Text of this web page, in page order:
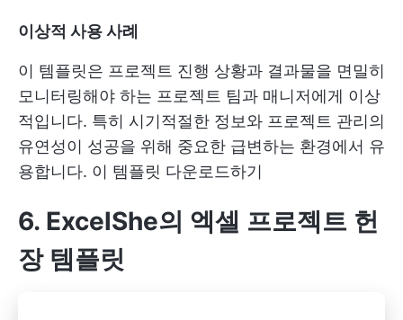
이상적 사용 사례
이 템플릿은 프로젝트 진행 상황과 결과물을 면밀히
모니터링해야 하는 프로젝트 팀과 매니저에게 이상
적입니다. 특히 시기적절한 정보와 프로젝트 관리의
유연성이 성공을 위해 중요한 급변하는 환경에서 유
용합니다. 이 템플릿 다운로드하기
6. ExcelShe의 엑셀 프로젝트 헌
장 템플릿